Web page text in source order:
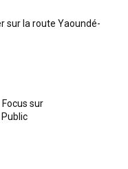
sur la route Yaoundé-
sur
Public